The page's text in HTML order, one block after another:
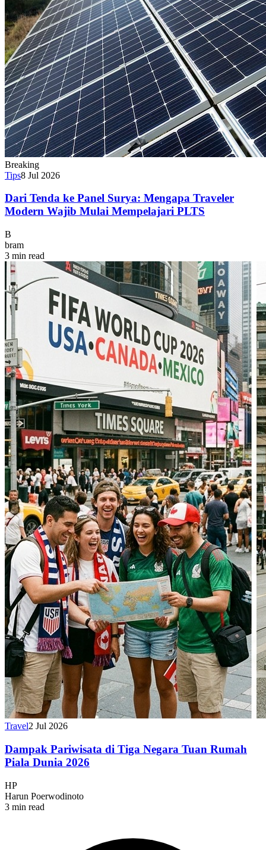
Breaking
Tips8 Jul 2026
Dari Tenda ke Panel Surya: Mengapa Traveler
Modern Wajib Mulai Mempelajari PLTS
B
bram
3 min read
Travel2 Jul 2026
Dampak Pariwisata di Tiga Negara Tuan Rumah
Piala Dunia 2026
HP
Harun Poerwodinoto
3 min read